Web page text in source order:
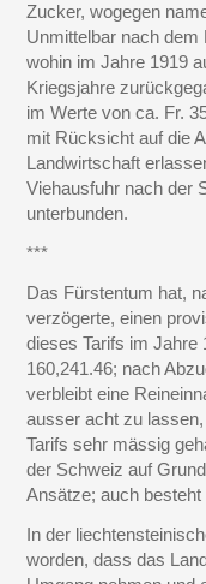
Zucker, wogegen
Unmittelbar nach dem
wohin im Jahre 1919
Kriegsjahre
im Werte von ca. Fr.
mit Rücksicht auf die
Landwirtschaft
Viehausfuhr nach der
unterbunden.
***
Das Fürstentum hat,
verzögerte, einen
dieses Tarifs im Jahre
160,241.46; nach
verbleibt eine
ausser acht zu
Tarifs sehr mässig
der Schweiz auf
Ansätze; auch
In der
worden, dass das